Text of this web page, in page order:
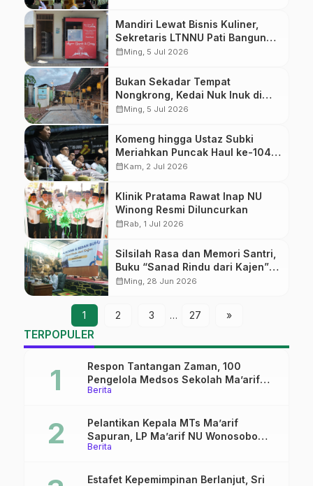
Mandiri Lewat Bisnis Kuliner,
Sekretaris LTNNU Pati Bangun
Visi Pendidikan dari Kedai
calendar_monthMing, 5 Jul 2026
Bukan Sekadar Tempat
Nongkrong, Kedai Nuk Inuk di
Gerit Cluwak Tawarkan Konsep
calendar_monthMing, 5 Jul 2026
Komeng hingga Ustaz Subki
Meriahkan Puncak Haul ke-104
Mbah KH. Abdurrahman dan HUT
calendar_monthKam, 2 Jul 2026
Klinik Pratama Rawat Inap NU
Winong Resmi Diluncurkan
calendar_monthRab, 1 Jul 2026
Silsilah Rasa dan Memori Santri,
Buku “Sanad Rindu dari Kajen”
Resmi Diluncurkan di PP Ar-
calendar_monthMing, 28 Jun 2026
1 2 3 … 27 »
TERPOPULER
Berita
Respon Tantangan Zaman, 100
Pengelola Medsos Sekolah Ma’arif
Pekalongan Ikuti Pelatihan Literasi
Berita
Pelantikan Kepala MTs Ma’arif
Sapuran, LP Ma’arif NU Wonosobo
Tekankan Lima Amanah
Estafet Kepemimpinan Berlanjut, Sri